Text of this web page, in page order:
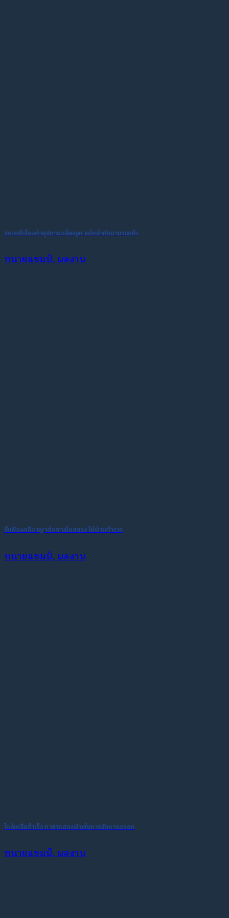
ชนะคดีเรื่องค่าอุปการะเลี่ยงลูก แม้หย่ากันมานานแล้ว
ทนายแชมป์, ผลงาน
ยื่นฟ้องคดีอาญาต่อศาลโดยตรง ไม่ผ่านตำรวจ
ทนายแชมป์, ผลงาน
ไกล่เกลี่ยสำเร็จ ทายาทสองฝ่ายในการจัดการมรดก
ทนายแชมป์, ผลงาน